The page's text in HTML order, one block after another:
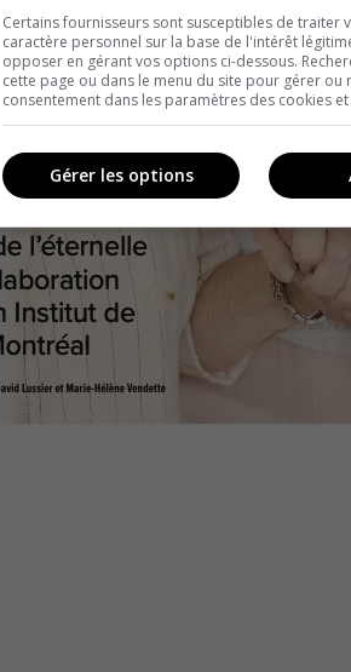
Certains fournisseurs sont susceptibles de traiter
caractère personnel sur la base de l'intérêt
opposer en gérant vos options ci-dessous.
cette page ou dans le menu du site pour gérer ou
consentement dans les paramètres des cookies
Gérer les options